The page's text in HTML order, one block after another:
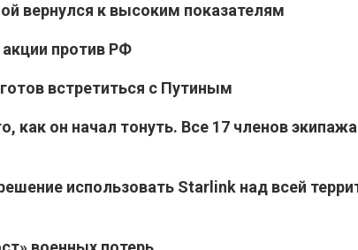
вернулся к высоким показателям
против РФ
встретиться с Путиным
как он начал тонуть. Все 17 членов экипажа
использовать Starlink над всей